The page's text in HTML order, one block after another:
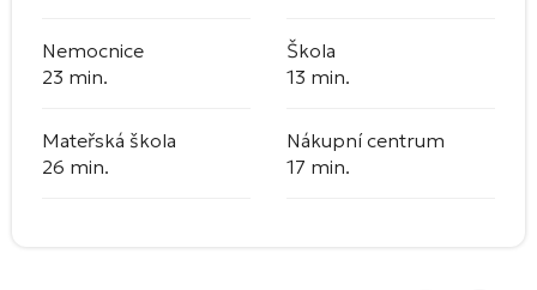
Nemocnice
23 min.
Škola
13 min.
Mateřská škola
26 min.
Nákupní centrum
17 min.